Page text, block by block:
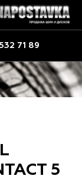
71 89
5